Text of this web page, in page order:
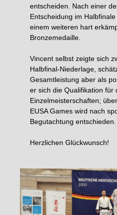
entscheiden. Nach einer
Entscheidung im
einem weiteren hart
Bronzemedaille.
Vincent selbst zeigte sich
Halbfinal-Niederlage,
Gesamtleistung aber als
er sich die Qualifikation für
Einzelmeisterschaften;
EUSA Games wird nach
Begutachtung entschieden.
Herzlichen Glückwunsch!